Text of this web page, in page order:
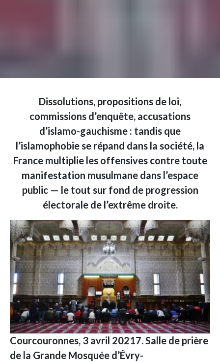
Dissolutions, propositions de loi,
commissions d’enquête, accusations
d’islamo-gauchisme : tandis que
l’islamophobie se répand dans la société, la
France multiplie les offensives contre toute
manifestation musulmane dans l’espace
public — le tout sur fond de progression
électorale de l’extrême droite.
Courcouronnes, 3 avril 20217. Salle de prière
de la Grande Mosquée d’Évry-